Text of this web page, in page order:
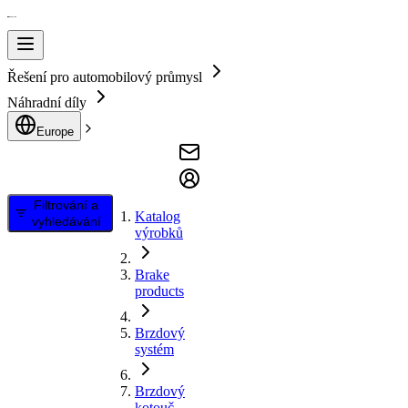
Řešení pro automobilový průmysl
Náhradní díly
Europe
Filtrování a
vyhledávání
Katalog
výrobků
Brake
products
Brzdový
systém
Brzdový